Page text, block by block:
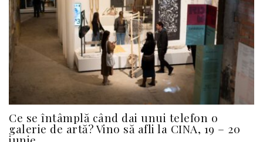
Ce se întâmplă când dai unui telefon o
galerie de artă? Vino să afli la CINA, 19 – 20